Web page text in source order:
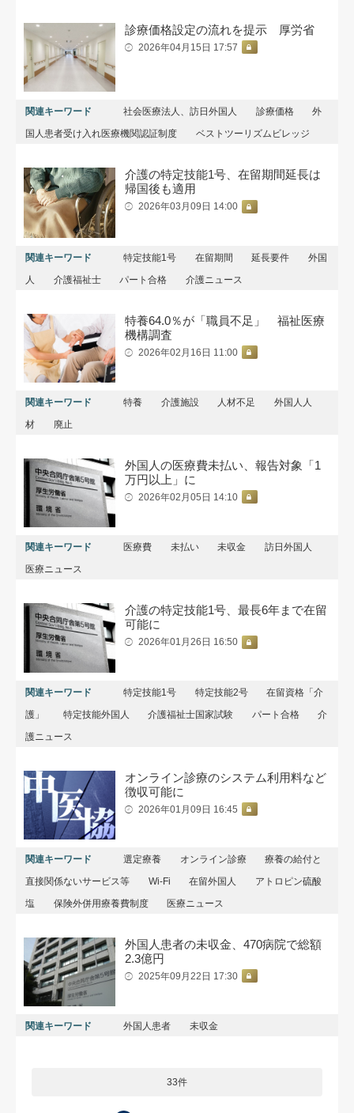
診療価格設定の流れを提示 厚労省
2026年04月15日 17:57
関連キーワード 社会医療法人、訪日外国人 診療価格
外
国人患者受け入れ医療機関認証制度
ベストツーリズムビレッジ
介護の特定技能1号、在留期間延長は
帰国後も適用
2026年03月09日 14:00
関連キーワード 特定技能1号 在留期間 延長要件
外国
人
介護福祉士 パート合格 介護ニュース
特養64.0％が「職員不足」 福祉医療
機構調査
2026年02月16日 11:00
関連キーワード 特養 介護施設 人材不足
外国人人
材
廃止
外国人の医療費未払い、報告対象「1
万円以上」に
2026年02月05日 14:10
関連キーワード 医療費 未払い 未収金
訪日外国人
医療ニュース
介護の特定技能1号、最長6年まで在留
可能に
2026年01月26日 16:50
関連キーワード 特定技能1号 特定技能2号
在留資格「介
護」
特定技能外国人 介護福祉士国家試験 パート合格
介
護ニュース
オンライン診療のシステム利用料など
徴収可能に
2026年01月09日 16:45
関連キーワード 選定療養 オンライン診療
療養の給付と
直接関係ないサービス等
Wi-Fi 在留外国人
アトロピン硫酸
塩
保険外併用療養費制度 医療ニュース
外国人患者の未収金、470病院で総額
2.3億円
2025年09月22日 17:30
関連キーワード 外国人患者 未収金
33件